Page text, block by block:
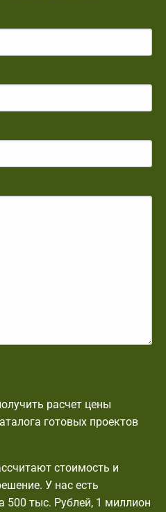
расчет цены
готовых проектов
стоимость и
У нас есть
500 тыс. Рублей, 1 миллион